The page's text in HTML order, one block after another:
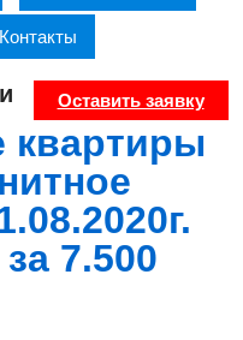
Контакты
Оставить заявку
квартиры
7.500